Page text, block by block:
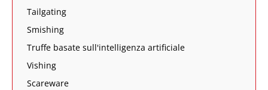
Tailgating
Smishing
Truffe basate sull'intelligenza artificiale
Vishing
Scareware